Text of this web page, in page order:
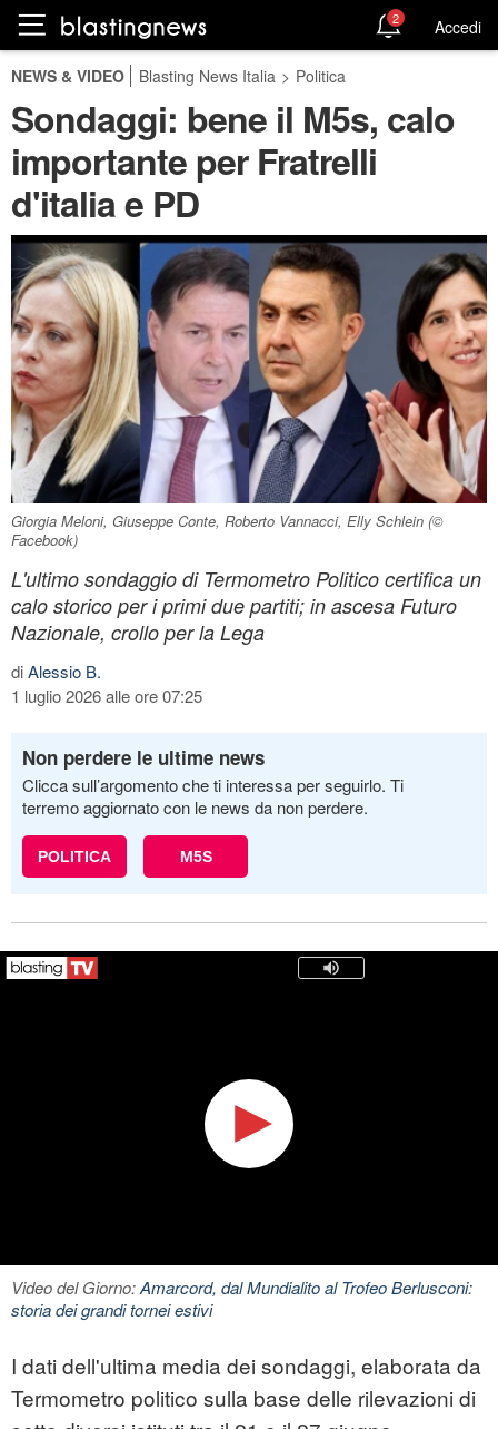
2 Accedi
NEWS & VIDEO Blasting News Italia > Politica
Sondaggi: bene il M5s, calo
importante per Fratrelli
d'italia e PD
Giorgia Meloni, Giuseppe Conte, Roberto Vannacci, Elly Schlein (©
Facebook)
L'ultimo sondaggio di Termometro Politico certifica un
calo storico per i primi due partiti; in ascesa Futuro
Nazionale, crollo per la Lega
diAlessio B.
1 luglio 2026 alle ore 07:25
Non perdere le ultime news
Clicca sull’argomento che ti interessa per seguirlo. Ti
terremo aggiornato con le news da non perdere.
POLITICA M5S
Video del Giorno:Amarcord, dal Mundialito al Trofeo Berlusconi:
storia dei grandi tornei estivi
I dati dell'ultima media dei sondaggi, elaborata da
Termometro politico sulla base delle rilevazioni di